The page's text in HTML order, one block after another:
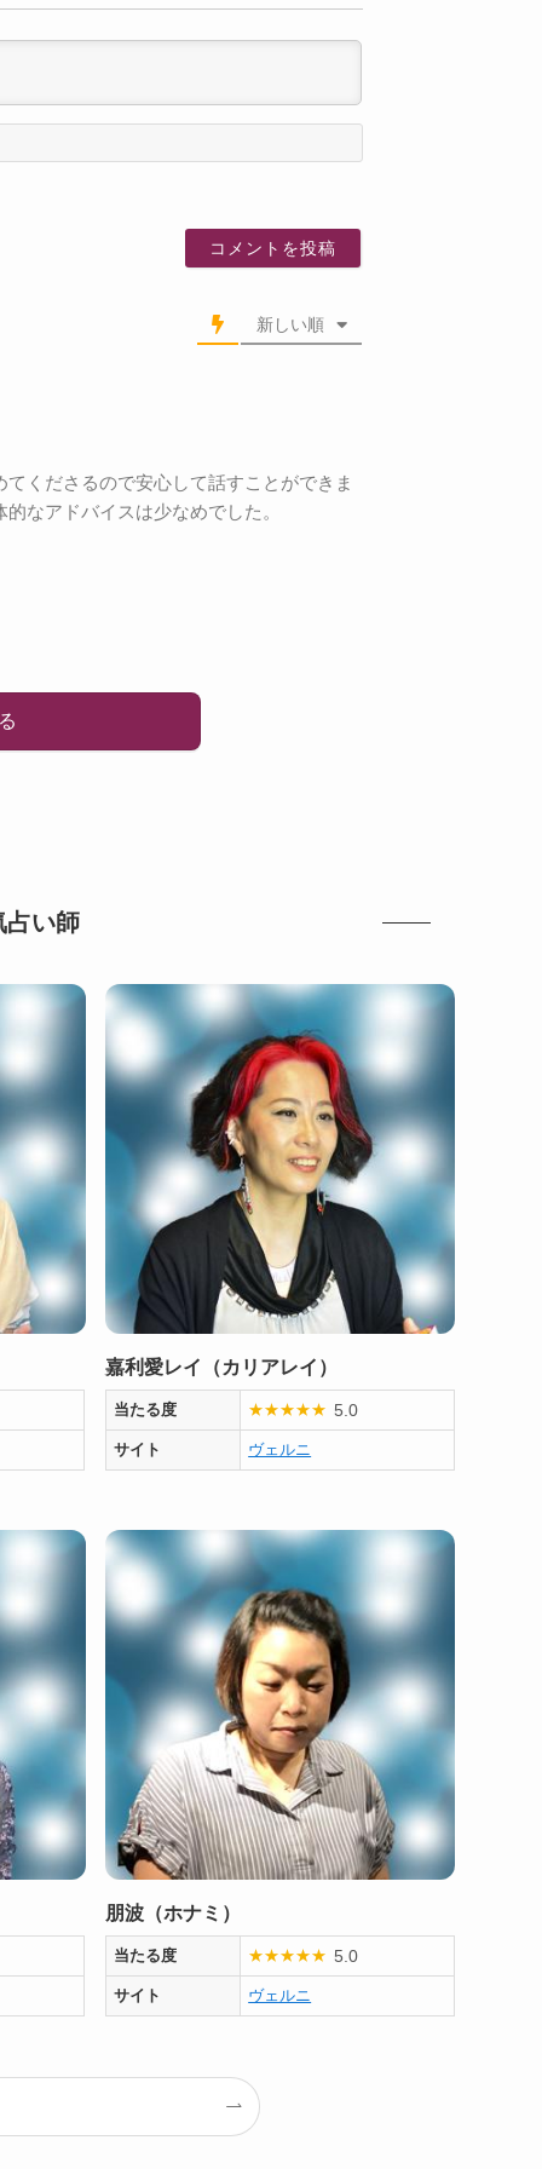
前
新しい順
くださるので安心して話すことができま
なアドバイスは少なめでした。
占い師
嘉利愛レイ（カリアレイ）
当たる度 ★★★★★ 5.0
サイト ヴェルニ
朋波（ホナミ）
当たる度 ★★★★★ 5.0
サイト ヴェルニ